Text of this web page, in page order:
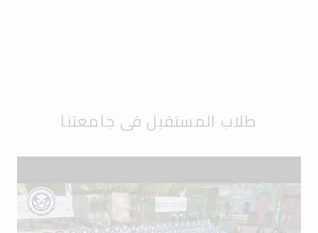
طلاب المستقبل في جامعتنا